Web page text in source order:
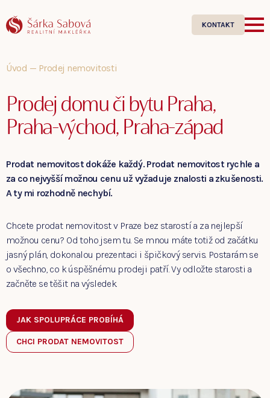
KONTAKT
Úvod — Prodej nemovitosti
Prodej domu či bytu Praha,
Praha-východ, Praha-západ
Prodat nemovitost dokáže každý. Prodat nemovitost rychle a
za co nejvyšší možnou cenu už vyžaduje znalosti a zkušenosti.
A ty mi rozhodně nechybí.
Chcete prodat nemovitost v Praze bez starostí a za nejlepší
možnou cenu? Od toho jsem tu. Se mnou máte totiž od začátku
jasný plán, dokonalou prezentaci i špičkový servis. Postarám se
o všechno, co k úspěšnému prodeji patří. Vy odložte starosti a
začněte se těšit na výsledek.
JAK SPOLUPRÁCE PROBÍHÁ
CHCI PRODAT NEMOVITOST